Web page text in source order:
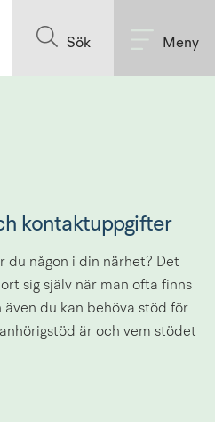
Sök Meny
kontaktuppgifter
du någon i din närhet? Det
sig själv när man ofta finns
du kan behöva stöd för
är och vem stödet